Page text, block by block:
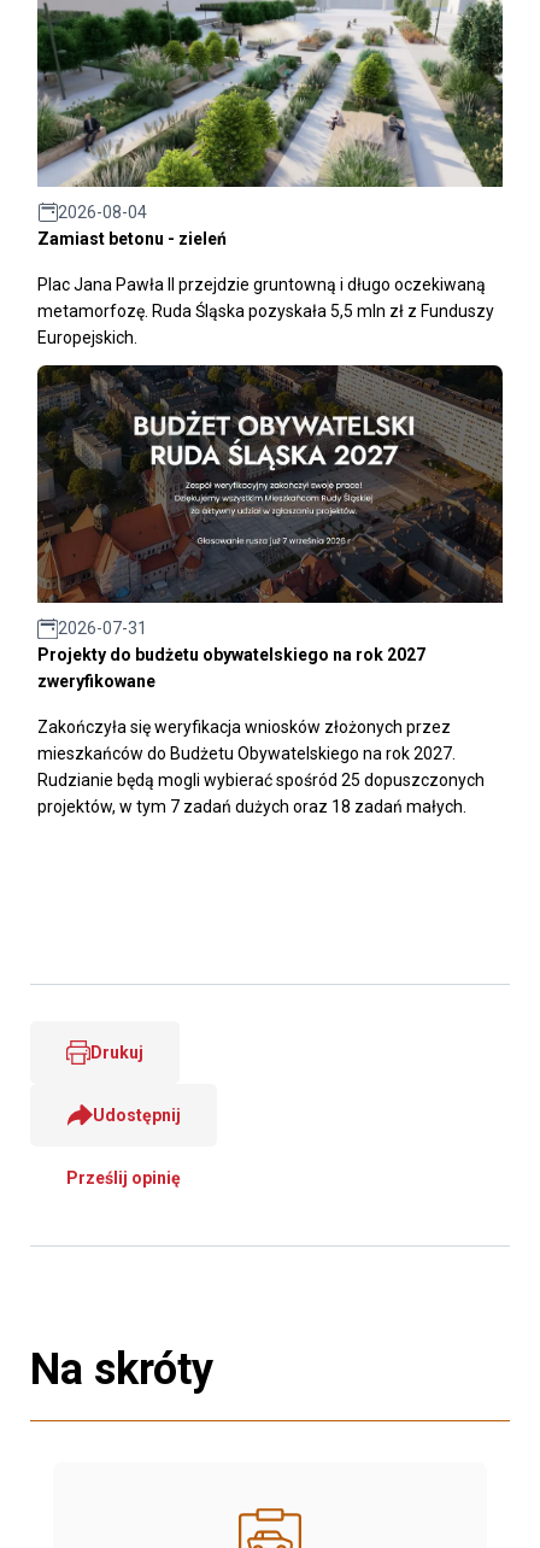
2026-08-04
Zamiast betonu - zieleń
Plac Jana Pawła II przejdzie gruntowną i długo oczekiwaną
metamorfozę. Ruda Śląska pozyskała 5,5 mln zł z Funduszy
Europejskich.
2026-07-31
Projekty do budżetu obywatelskiego na rok 2027
zweryfikowane
Zakończyła się weryfikacja wniosków złożonych przez
mieszkańców do Budżetu Obywatelskiego na rok 2027.
Rudzianie będą mogli wybierać spośród 25 dopuszczonych
projektów, w tym 7 zadań dużych oraz 18 zadań małych.
Drukuj
Udostępnij
Prześlij opinię
Na skróty